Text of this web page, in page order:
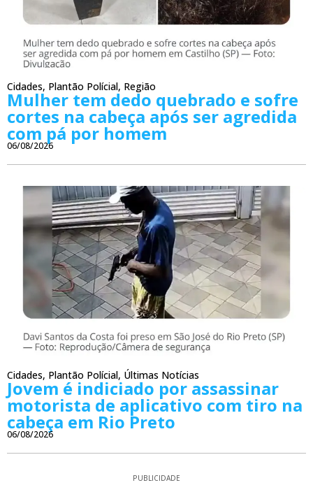
Cidades, Plantão Polícial, Região
Mulher tem dedo quebrado e sofre
cortes na cabeça após ser agredida
com pá por homem
06/08/2026
Cidades, Plantão Polícial, Últimas Notícias
Jovem é indiciado por assassinar
motorista de aplicativo com tiro na
cabeça em Rio Preto
06/08/2026
PUBLICIDADE